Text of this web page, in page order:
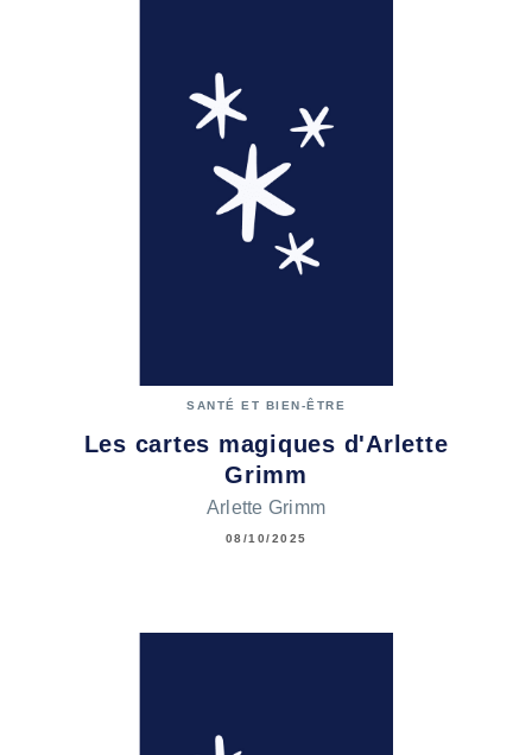
SANTÉ ET BIEN-ÊTRE
Les cartes magiques d'Arlette
Grimm
Arlette Grimm
08/10/2025